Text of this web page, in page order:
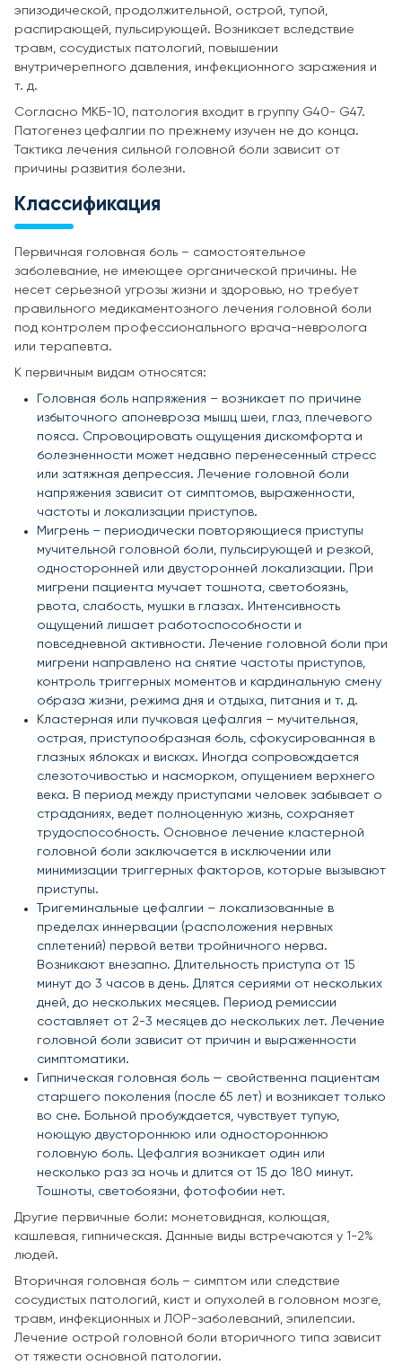
эпизодической, продолжительной, острой, тупой,
распирающей, пульсирующей. Возникает вследствие
травм, сосудистых патологий, повышении
внутричерепного давления, инфекционного заражения и
т. д.
Согласно МКБ-10, патология входит в группу G40- G47.
Патогенез цефалгии по прежнему изучен не до конца.
Тактика лечения сильной головной боли зависит от
причины развития болезни.
Классификация
Первичная головная боль – самостоятельное
заболевание, не имеющее органической причины. Не
несет серьезной угрозы жизни и здоровью, но требует
правильного медикаментозного лечения головной боли
под контролем профессионального врача-невролога
или терапевта.
К первичным видам относятся:
Головная боль напряжения – возникает по причине
избыточного апоневроза мышц шеи, глаз, плечевого
пояса. Спровоцировать ощущения дискомфорта и
болезненности может недавно перенесенный стресс
или затяжная депрессия. Лечение головной боли
напряжения зависит от симптомов, выраженности,
частоты и локализации приступов.
Мигрень – периодически повторяющиеся приступы
мучительной головной боли, пульсирующей и резкой,
односторонней или двусторонней локализации. При
мигрени пациента мучает тошнота, светобоязнь,
рвота, слабость, мушки в глазах. Интенсивность
ощущений лишает работоспособности и
повседневной активности. Лечение головной боли при
мигрени направлено на снятие частоты приступов,
контроль триггерных моментов и кардинальную смену
образа жизни, режима дня и отдыха, питания и т. д.
Кластерная или пучковая цефалгия – мучительная,
острая, приступообразная боль, сфокусированная в
глазных яблоках и висках. Иногда сопровождается
слезоточивостью и насморком, опущением верхнего
века. В период между приступами человек забывает о
страданиях, ведет полноценную жизнь, сохраняет
трудоспособность. Основное лечение кластерной
головной боли заключается в исключении или
минимизации триггерных факторов, которые вызывают
приступы.
Тригеминальные цефалгии – локализованные в
пределах иннервации (расположения нервных
сплетений) первой ветви тройничного нерва.
Возникают внезапно. Длительность приступа от 15
минут до 3 часов в день. Длятся сериями от нескольких
дней, до нескольких месяцев. Период ремиссии
составляет от 2-3 месяцев до нескольких лет. Лечение
головной боли зависит от причин и выраженности
симптоматики.
Гипническая головная боль — свойственна пациентам
старшего поколения (после 65 лет) и возникает только
во сне. Больной пробуждается, чувствует тупую,
ноющую двустороннюю или одностороннюю
головную боль. Цефалгия возникает один или
несколько раз за ночь и длится от 15 до 180 минут.
Тошноты, светобоязни, фотофобии нет.
Другие первичные боли: монетовидная, колющая,
кашлевая, гипническая. Данные виды встречаются у 1-2%
людей.
Вторичная головная боль – симптом или следствие
сосудистых патологий, кист и опухолей в головном мозге,
травм, инфекционных и ЛОР-заболеваний, эпилепсии.
Лечение острой головной боли вторичного типа зависит
от тяжести основной патологии.